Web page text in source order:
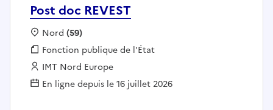
Post doc REVEST
Localisation :
Nord (59)
Fonction publique :
Fonction publique de l'État
Employeur :
IMT Nord Europe
En ligne depuis le 16 juillet 2026